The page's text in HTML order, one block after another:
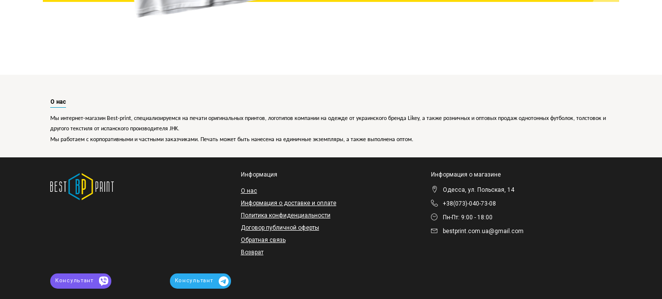
О нас
Мы интернет-магазин Best-print, специализируемся на печати оригинальных принтов, логотипов компании на одежде от украинского бренда Likey, а также розничных и оптовых продаж однотонных футболок, толстовок и
другого текстиля от испанского производителя JHK.
Мы работаем с корпоративными и частными заказчиками. Печать может быть нанесена на единичные экземпляры, а также выполнена оптом.
Информация
O нас
Информация о доставке и оплате
Политика конфиденциальности
Договор публичной оферты
Обратная связь
Возврат
Информация о магазине
Одесса, ул. Польская, 14
+38(073)-040-73-08
Пн-Пт: 9:00 - 18:00
bestprint.com.ua@gmail.com
Консультант Консультант